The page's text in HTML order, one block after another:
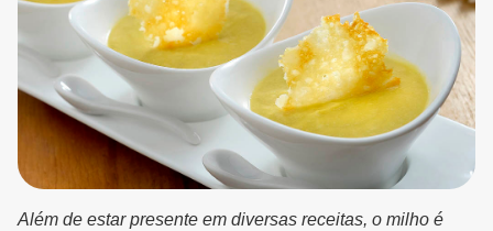
Além de estar presente em diversas receitas, o milho é